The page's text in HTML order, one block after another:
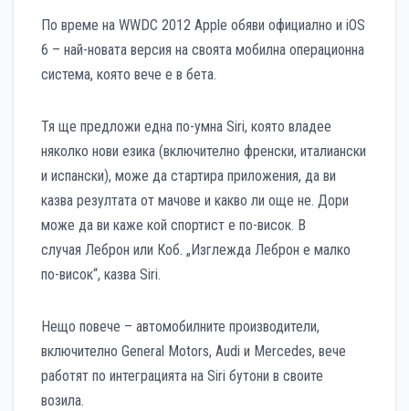
По време на WWDC 2012 Apple обяви официално и iOS
6 – най-новата версия на своята мобилна операционна
система, която вече е в бета.
Тя ще предложи една по-умна Siri, която владее
няколко нови езика (включително френски, италиански
и испански), може да стартира приложения, да ви
казва резултата от мачове и какво ли още не. Дори
може да ви каже кой спортист е по-висок. В
случая Леброн или Коб. „Изглежда Леброн е малко
по-висок“, казва Siri.
Нещо повече – автомобилните производители,
включително General Motors, Audi и Mercedes, вече
работят по интеграцията на Siri бутони в своите
возила.